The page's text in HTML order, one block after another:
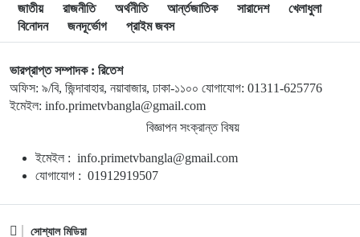
মানবসেবার জন্য রোটারির সম্মানজনক পদক পেলেন ডা. হাবিবুল্লাহ
তালুকদার রাসকিন
১০
হাসিনার নির্দেশে গুম করা হয়েছিল সালাহউদ্দিন আহমদকে
১১
সময়মতো না আসায় ফ্লাইট মিস, দৌড়ে গিয়ে প্লেন থামাতে গেলেন
দুই নারী (ভিডিও)
১২
আলিয়ঁস ফ্রঁসেজে আসছে ‘নেচার ব্লিডস্’
১৩
জাতীয় রাজনীতি অর্থনীতি আর্ন্তজাতিক সারাদেশ
খেলাধুলা
বিনোদন
জনদূর্ভোগ প্রাইম জবস
ভারপ্রাপ্ত সম্পাদক : রিতেশ
অফিস: ৯/বি, জিন্দাবাহার, নয়াবাজার, ঢাকা-১১০০ যোগাযোগ: 01311-625776
ইমেইল: info.primetvbangla@gmail.com
বিজ্ঞাপন সংক্রান্ত বিষয়
ইমেইল : info.primetvbangla@gmail.com
যোগাযোগ : 01912919507
সোশ্যাল মিডিয়া